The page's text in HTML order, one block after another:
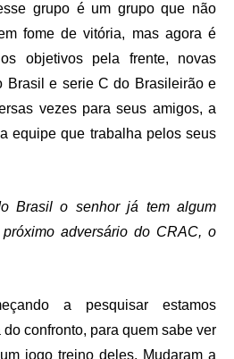
grupo é um grupo que não
fome de vitória, mas agora é
objetivos pela frente, novas
Brasil e serie C do Brasileirão e
vezes para seus amigos, a
equipe que trabalha pelos seus
Brasil o senhor já tem algum
adversário do CRAC, o
a pesquisar estamos
confronto, para quem sabe ver
jogo treino deles. Mudaram a